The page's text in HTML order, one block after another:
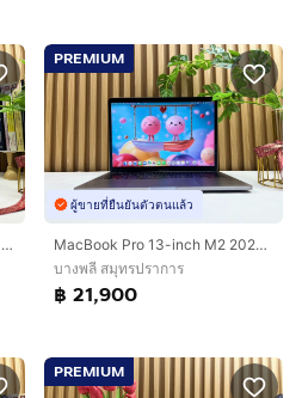
MacBook Pro 13-inch 2017 Ram8GB SSD256GB Silver
PREMIUM
ผู้ขายที่ยืนยันตัวตนแล้ว
MacBook Pro 13-inch M2 2022 Ram8GB SSD512GB Space Gray
บางพลี สมุทรปราการ
฿ 21,900
PREMIUM